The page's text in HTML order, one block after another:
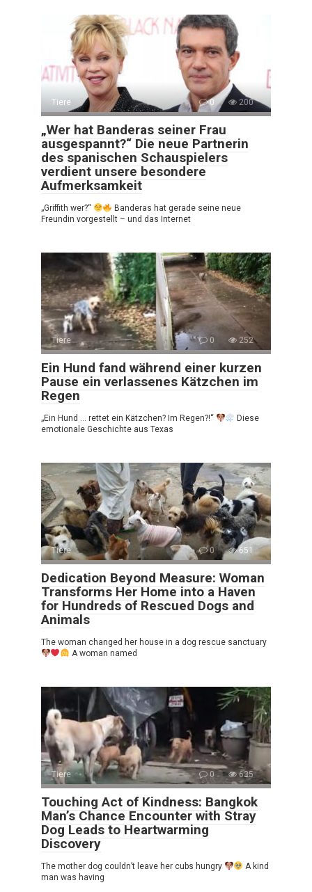
Tiere 0 200
„Wer hat Banderas seiner Frau
ausgespannt?“ Die neue Partnerin
des spanischen Schauspielers
verdient unsere besondere
Aufmerksamkeit
„Griffith wer?“
Banderas hat gerade seine neue
Freundin vorgestellt – und das Internet
Tiere 0 252
Ein Hund fand während einer kurzen
Pause ein verlassenes Kätzchen im
Regen
„Ein Hund … rettet ein Kätzchen? Im Regen?!“
Diese
emotionale Geschichte aus Texas
Tiere 0 651
Dedication Beyond Measure: Woman
Transforms Her Home into a Haven
for Hundreds of Rescued Dogs and
Animals
The woman changed her house in a dog rescue sanctuary
A woman named
Tiere 0 635
Touching Act of Kindness: Bangkok
Man’s Chance Encounter with Stray
Dog Leads to Heartwarming
Discovery
The mother dog couldn’t leave her cubs hungry
A kind
man was having